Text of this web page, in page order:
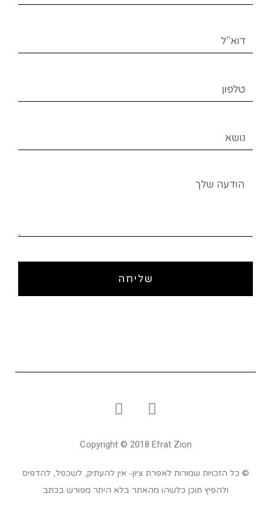
שליחה
Copyright © 2018 Efrat Zion
© כל הזכויות שמורות לאפרת ציון- אין להעתיק, לשכפל, להדפיס
ולהפיץ תוכן כלשהו מהאתר בלא היתר מפורש בכתב